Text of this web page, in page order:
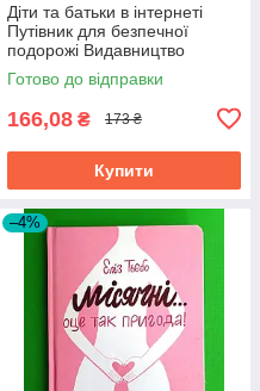
Діти та батьки в інтернеті
Путівник для безпечної
подорожі Видавництво
Талант
Готово до відправки
166,08 ₴ 173 ₴
Купити
–4%